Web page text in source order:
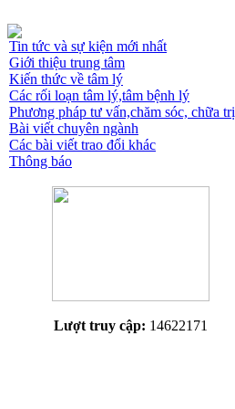
Tin tức và sự kiện mới nhất
Giới thiệu trung tâm
Kiến thức về tâm lý
Các rối loạn tâm lý,tâm bệnh lý
Phương pháp tư vấn,chăm sóc, chữa trị
Bài viết chuyên ngành
Các bài viết trao đổi khác
Thông báo
Lượt truy cập: 14622171